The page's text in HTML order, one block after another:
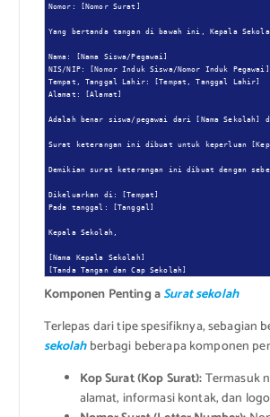
Nomor: [Nomor Surat]
Yang bertanda tangan di bawah ini, Kepala
Nama: [Nama Siswa/Pegawai]
NIS/NIP: [Nomor Induk Siswa/Nomor Induk Pegawai]
Tempat, Tanggal Lahir: [Tempat, Tanggal Lahir]
Alamat: [Alamat]
Adalah benar siswa/pegawai dari [Nama
Surat keterangan ini dibuat untuk keperluan
Demikian surat keterangan ini dibuat dengan
Dikeluarkan di: [Tempat]
Pada tanggal: [Tanggal]
Kepala Sekolah,
[Nama Kepala Sekolah]
[Tanda Tangan dan Cap Sekolah]
Komponen Penting aSurat sekolah
Terlepas dari tipe spesifiknya, sebagian
sekolahberbagi beberapa komponen
Kop Surat (Kop Surat):Termasuk
alamat, informasi kontak, dan